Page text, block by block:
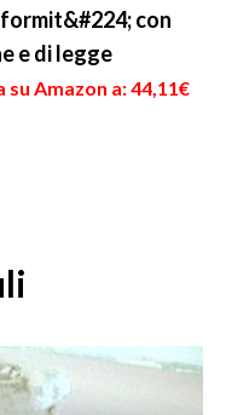
con
e di legge
Amazon a: 44,11€